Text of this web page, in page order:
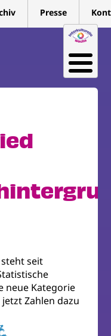
Presse
seit
neue Kategorie
Zahlen dazu